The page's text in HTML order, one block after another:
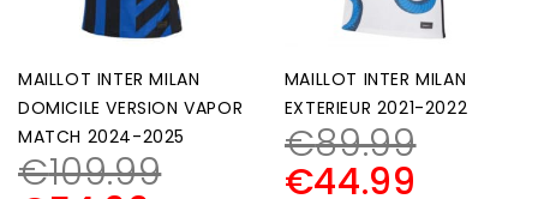
MAILLOT INTER MILAN
DOMICILE VERSION VAPOR
MATCH 2024-2025
€109.99
MAILLOT INTER MILAN
EXTERIEUR 2021-2022
€89.99
€44.99